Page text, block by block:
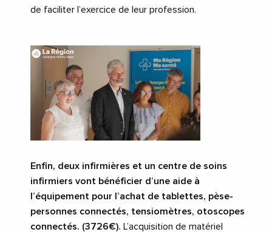
de faciliter l’exercice de leur profession.
Enfin, deux infirmières et un centre de soins
infirmiers vont bénéficier d’une aide à
l’équipement pour l’achat de tablettes, pèse-
personnes connectés, tensiomètres, otoscopes
connectés. (3726€). L’acquisition de matériel